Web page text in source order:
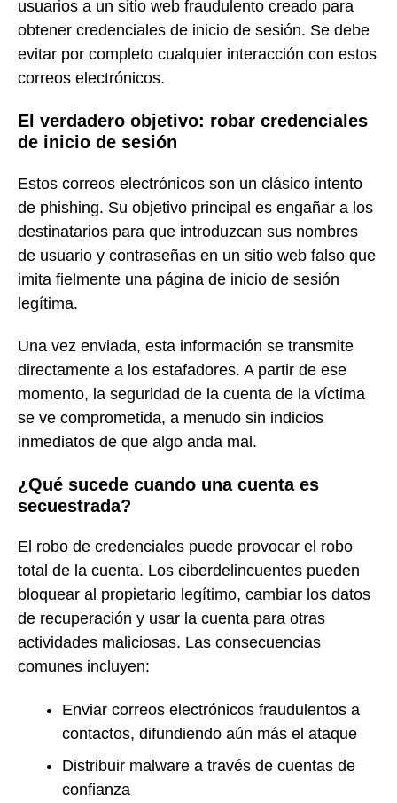
usuarios a un sitio web fraudulento creado para
obtener credenciales de inicio de sesión. Se debe
evitar por completo cualquier interacción con estos
correos electrónicos.
El verdadero objetivo: robar credenciales
de inicio de sesión
Estos correos electrónicos son un clásico intento
de phishing. Su objetivo principal es engañar a los
destinatarios para que introduzcan sus nombres
de usuario y contraseñas en un sitio web falso que
imita fielmente una página de inicio de sesión
legítima.
Una vez enviada, esta información se transmite
directamente a los estafadores. A partir de ese
momento, la seguridad de la cuenta de la víctima
se ve comprometida, a menudo sin indicios
inmediatos de que algo anda mal.
¿Qué sucede cuando una cuenta es
secuestrada?
El robo de credenciales puede provocar el robo
total de la cuenta. Los ciberdelincuentes pueden
bloquear al propietario legítimo, cambiar los datos
de recuperación y usar la cuenta para otras
actividades maliciosas. Las consecuencias
comunes incluyen:
Enviar correos electrónicos fraudulentos a
contactos, difundiendo aún más el ataque
Distribuir malware a través de cuentas de
confianza